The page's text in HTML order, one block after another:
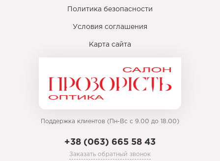
Политика безопасности
Условия соглашения
Карта сайта
Поддержка клиентов (Пн-Вс с 9.00 до 18.00)
+38 (063) 665 58 43
Заказать обратный звонок